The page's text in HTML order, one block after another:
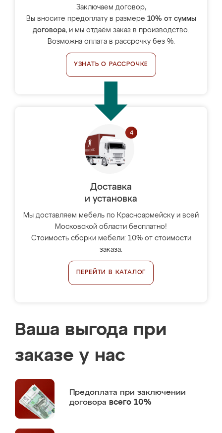
Заключаем договор,
Вы вносите предоплату в размере 10% от суммы
договора, и мы отдаём заказ в производство.
Возможна оплата в рассрочку без %.
УЗНАТЬ О РАССРОЧКЕ
Доставка
и установка
Мы доставляем мебель по Красноармейску и всей
Московской области бесплатно!
Стоимость сборки мебели: 10% от стоимости
заказа.
ПЕРЕЙТИ В КАТАЛОГ
Ваша выгода при
заказе у нас
Предоплата при заключении
договора всего 10%